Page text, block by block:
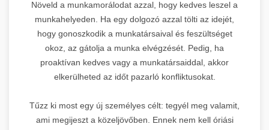
Növeld a munkamorálodat azzal, hogy kedves leszel a
munkahelyeden. Ha egy dolgozó azzal tölti az idejét,
hogy gonoszkodik a munkatársaival és feszültséget
okoz, az gátolja a munka elvégzését. Pedig, ha
proaktívan kedves vagy a munkatársaiddal, akkor
elkerülheted az időt pazarló konfliktusokat.
Tűzz ki most egy új személyes célt: tegyél meg valamit,
ami megijeszt a közeljövőben. Ennek nem kell óriási